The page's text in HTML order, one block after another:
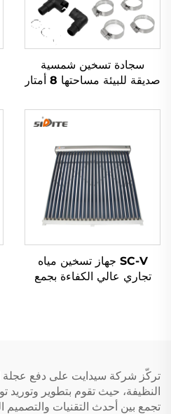
سجادة تسخين شمسية
صديقة للبيئة مساحتها 8 أمتار
المطاط الخارجية لامتصاص
طاقة الشمس للماء الساخن
SC-V جهاز تسخين مياه
تجاري عالي الكفاءة بجمع
تركّز شركة سيدايت على دفع عجلة
النظيفة، حيث تقوم بتطوير وتوريد
تجمع بين أحدث التقنيات والتصميم